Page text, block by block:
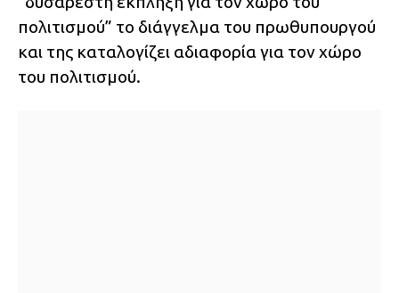
πολιτισμού” το διάγγελμα του πρωθυπουργού
και της καταλογίζει αδιαφορία για τον χώρο
του πολιτισμού.